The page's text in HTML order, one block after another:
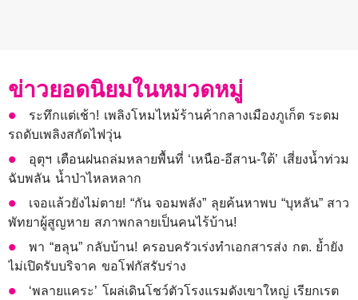
ข่าวยอดนิยมในหมวดหมู่
ระทึกแต่เช้า! เพลิงโหมไหม้ร้านค้ากลางเมืองภูเก็ต ระดม
รถดับเพลิงสกัดไฟวุ่น
อุตุฯ เตือนฝนถล่มหลายพื้นที่ ‘เหนือ-อีสาน-ใต้’ เสี่ยงน้ำท่วม
ฉับพลัน น้ำป่าไหลหลาก
เจอแล้วยังไม่ตาย! “กัน จอมพลัง” ลุยค้นหาพบ “บุหลัน” สาว
พัทยาผู้สูญหาย สภาพกลายเป็นคนไร้บ้าน!
พา “ฮลุน” กลับบ้าน! ครอบครัวเร่งทำเอกสารส่ง กต. ย้ำยัง
ไม่เปิดรับบริจาค ขอโฟกัสรับร่าง
‘พลายแคระ’ โผล่เดินโชว์ตัวโรงแรมดังเขาใหญ่ เรียกเรต